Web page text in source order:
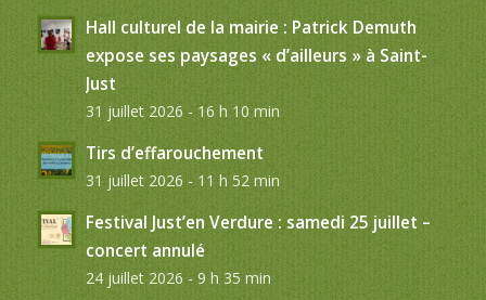
Hall culturel de la mairie : Patrick Demuth
expose ses paysages « d’ailleurs » à Saint-
Just
31 juillet 2026 - 16 h 10 min
Tirs d’effarouchement
31 juillet 2026 - 11 h 52 min
Festival Just’en Verdure : samedi 25 juillet –
concert annulé
24 juillet 2026 - 9 h 35 min